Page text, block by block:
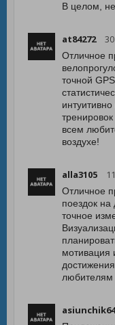
В целом,
at84272
Отличное
точной
всем
воздухе!
alla3105
Отличное
поездок на
точное
мотивация
любителям